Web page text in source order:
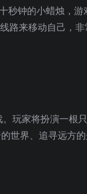
秒钟的小蜡烛，游
路来移动自己，非
玩家将扮演一根
世界、追寻远方